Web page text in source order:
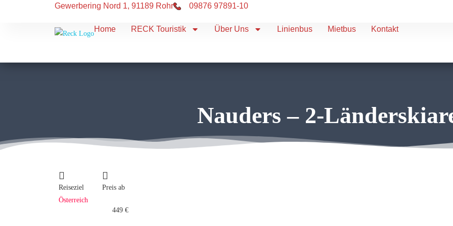
Gewerbering Nord 1, 91189 Rohr 09876 97891-10
Home RECK Touristik Über Uns Linienbus Mietbus Kontakt
Nauders – 2-
Reiseziel
Österreich
Preis ab
449 €